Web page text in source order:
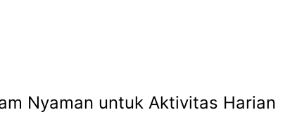
Nyaman untuk Aktivitas Harian